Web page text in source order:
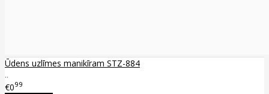
Ūdens uzlīmes manikīram STZ-884
..
€099